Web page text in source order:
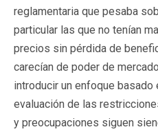
reglamentaria que pesaba
particular las que no tenían
precios sin pérdida de
carecían de poder de
introducir un enfoque
evaluación de las
y preocupaciones siguen